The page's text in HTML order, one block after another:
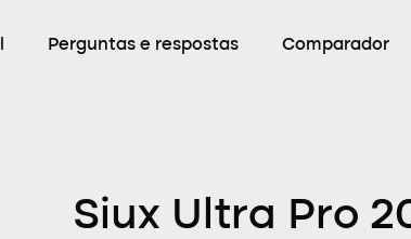
Perguntas e respostas Comparador
Siux Ultra Pro